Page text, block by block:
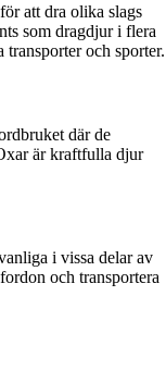
att dra olika slags
som dragdjur i flera
och sporter.
där de
är kraftfulla djur
i vissa delar av
och transportera